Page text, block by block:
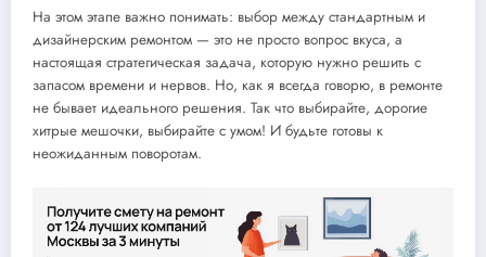
На этом этапе важно понимать: выбор между стандартным и
дизайнерским ремонтом — это не просто вопрос вкуса, а
настоящая стратегическая задача, которую нужно решить с
запасом времени и нервов. Но, как я всегда говорю, в ремонте
не бывает идеального решения. Так что выбирайте, дорогие
хитрые мешочки, выбирайте с умом! И будьте готовы к
неожиданным поворотам.